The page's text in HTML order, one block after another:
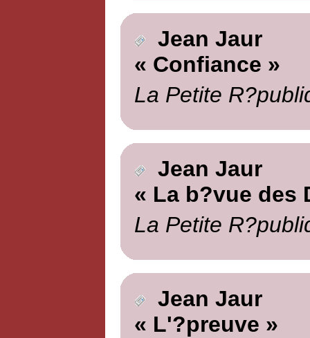
Jean Jaur
« Confiance »
La Petite
Jean Jaur
« La b?vue des
La Petite
Jean Jaur
« L'?preuve »